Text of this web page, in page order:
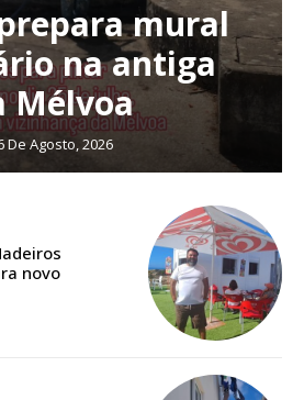
Assinatura
de Cister e ajude-nos a manter este serviço
público!
a todos os conteúdos exclusivos e versões
mural
na antiga
Mélvoa
De Agosto, 2026
novo